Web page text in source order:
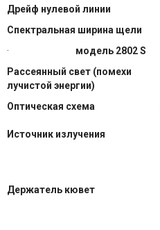
Дрейф нулевой линии
Спектральная ширина щели
· модель 2802 S
Рассеянный свет (помехи
лучистой энергии)
Оптическая схема
Источник излучения
Держатель кювет